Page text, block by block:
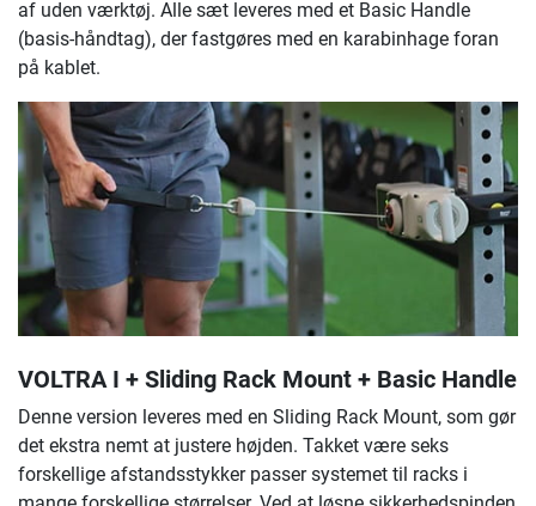
af uden værktøj. Alle sæt leveres med et Basic Handle
(basis-håndtag), der fastgøres med en karabinhage foran
på kablet.
VOLTRA I + Sliding Rack Mount + Basic Handle
Denne version leveres med en Sliding Rack Mount, som gør
det ekstra nemt at justere højden. Takket være seks
forskellige afstandsstykker passer systemet til racks i